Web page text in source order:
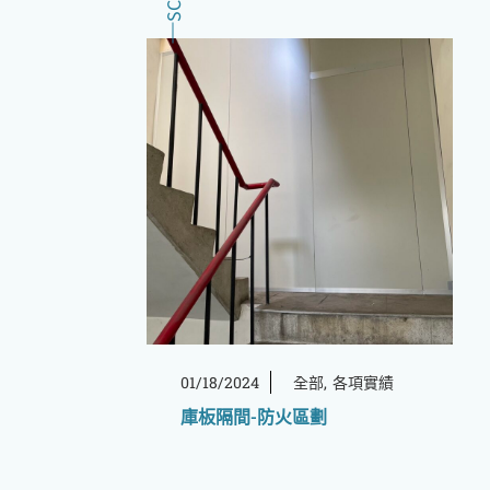
01/18/2024 全部 各項實績
庫板隔間-防火區劃